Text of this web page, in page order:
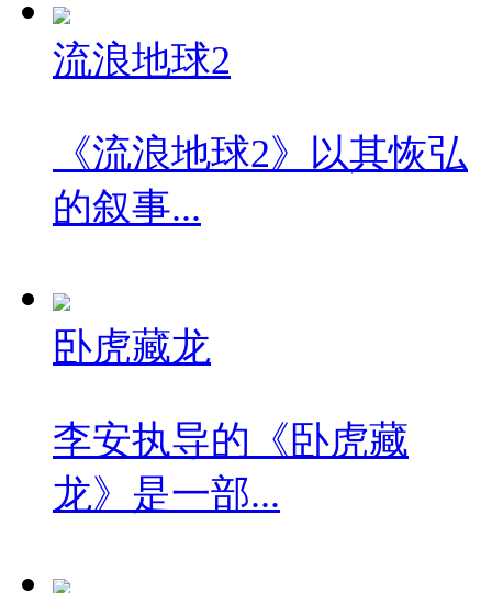
流浪地球2
《流浪地球2》以其恢弘
的叙事...
卧虎藏龙
李安执导的《卧虎藏
龙》是一部...